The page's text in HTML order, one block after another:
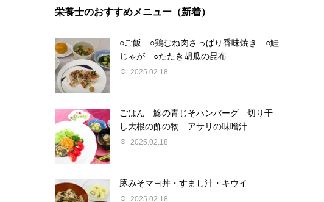
栄養士のおすすめメニュー（新着）
○ご飯 ○鶏むね肉さっぱり香味焼き ○鮭
じゃが ○たたき胡瓜の昆布...
2025.02.18
ごはん 鰺の青じそハンバーグ 切り干
し大根の酢の物 アサリの味噌汁...
2025.02.18
豚みそマヨ丼・すまし汁・キウイ
2025.02.18